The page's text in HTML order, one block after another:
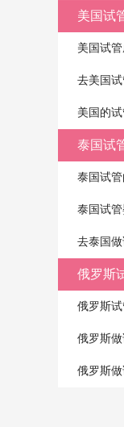
美国试
美国试
去美国
美国的试
泰国试
泰国试
泰国试
去泰国
俄罗斯
俄罗斯
俄罗斯
俄罗斯